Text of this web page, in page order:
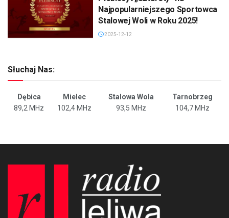
Najpopularniejszego Sportowca
Stalowej Woli w Roku 2025!
2025-12-12
Słuchaj Nas:
Dębica Mielec Stalowa Wola
Tarnobrzeg
89,2 MHz
102,4 MHz 93,5 MHz 104,7 MHz